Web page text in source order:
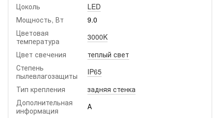
Цоколь
LED
Мощность, Вт
9.0
Цветовая
температура
3000K
Цвет свечения
теплый свет
Степень
пылевлагозащиты
IP65
Тип крепления
задняя стенка
Дополнительная
информация
А